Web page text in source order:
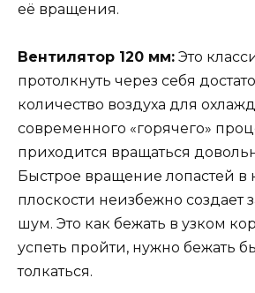
её вращения.
Вентилятор 120 мм: Это
протолкнуть через себя
количество воздуха для
современного «горячего»
приходится вращаться
Быстрое вращение лопастей в
плоскости неизбежно создает
шум. Это как бежать в узком
успеть пройти, нужно бежать
толкаться.